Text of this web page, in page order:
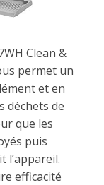
Clean &
permet un
et en
déchets de
que les
puis
l’appareil.
efficacité